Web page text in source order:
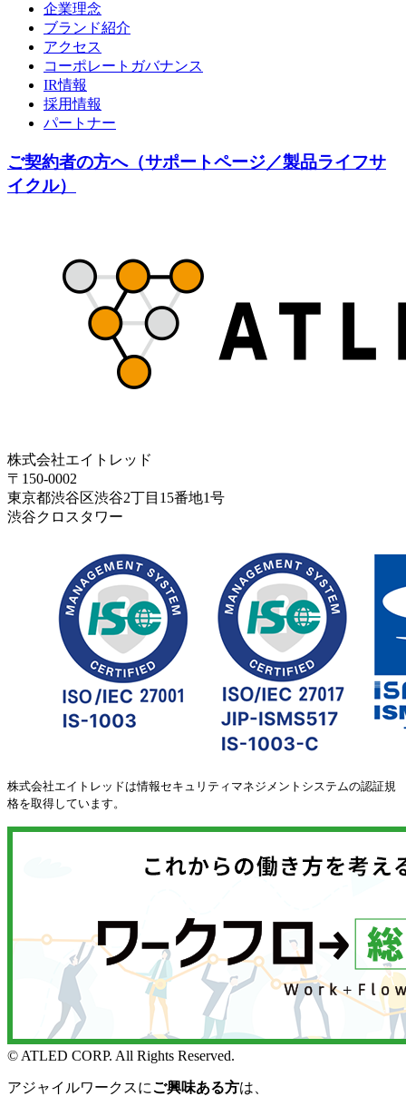
企業理念
ブランド紹介
アクセス
コーポレートガバナンス
IR情報
採用情報
パートナー
ご契約者の方へ（サポートページ／製品ライフサ
イクル）
株式会社エイトレッド
〒150-0002
東京都渋谷区渋谷2丁目15番地1号
渋谷クロスタワー
株式会社エイトレッドは情報セキュリティマネジメントシステムの認証規
格を取得しています。
© ATLED CORP. All Rights Reserved.
アジャイルワークスにご興味ある方は、